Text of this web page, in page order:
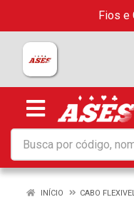
Fios e
INÍCIO CABO